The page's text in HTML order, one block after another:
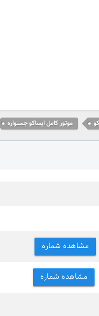
موتور کامل ایساکو جسنواره
مشاهده شماره
مشاهده شماره